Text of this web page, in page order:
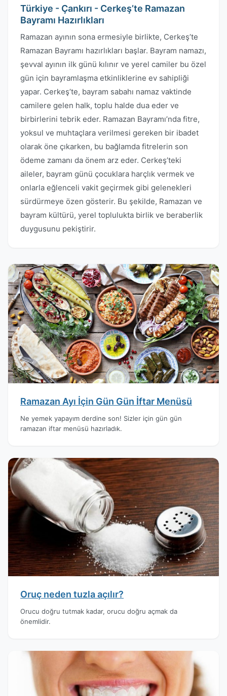
Türkiye - Çankırı - Cerkeş’te Ramazan
Bayramı Hazırlıkları
Ramazan ayının sona ermesiyle birlikte, Cerkeş’te
Ramazan Bayramı hazırlıkları başlar. Bayram namazı,
şevval ayının ilk günü kılınır ve yerel camiler bu özel
gün için bayramlaşma etkinliklerine ev sahipliği
yapar. Cerkeş’te, bayram sabahı namaz vaktinde
camilere gelen halk, toplu halde dua eder ve
birbirlerini tebrik eder. Ramazan Bayramı’nda fitre,
yoksul ve muhtaçlara verilmesi gereken bir ibadet
olarak öne çıkarken, bu bağlamda fitrelerin son
ödeme zamanı da önem arz eder. Cerkeş’teki
aileler, bayram günü çocuklara harçlık vermek ve
onlarla eğlenceli vakit geçirmek gibi gelenekleri
sürdürmeye özen gösterir. Bu şekilde, Ramazan ve
bayram kültürü, yerel toplulukta birlik ve beraberlik
duygusunu pekiştirir.
Ramazan Ayı İçin Gün Gün İftar Menüsü
Ne yemek yapayım derdine son! Sizler için gün gün
ramazan iftar menüsü hazırladık.
Oruç neden tuzla açılır?
Orucu doğru tutmak kadar, orucu doğru açmak da
önemlidir.